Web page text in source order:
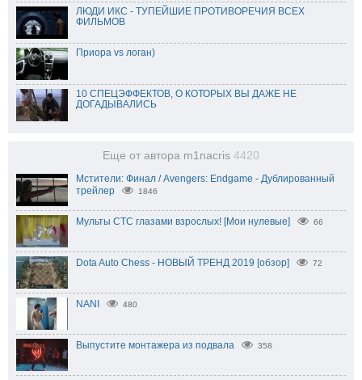
ЛЮДИ ИКС - ТУПЕЙШИЕ ПРОТИВОРЕЧИЯ ВСЕХ
ФИЛЬМОВ
Приора vs логан)
10 СПЕЦЭФФЕКТОВ, О КОТОРЫХ ВЫ ДАЖЕ НЕ
ДОГАДЫВАЛИСЬ
Еще от автора m1nacris 4420
Мстители: Финал / Avengers: Endgame - Дублированный
трейлер
1846
Мульты СТС глазами взрослых! [Мои нулевые] 66
Dota Auto Chess - НОВЫЙ ТРЕНД 2019 [обзор] 72
NANI 480
Выпустите монтажера из подвала 358